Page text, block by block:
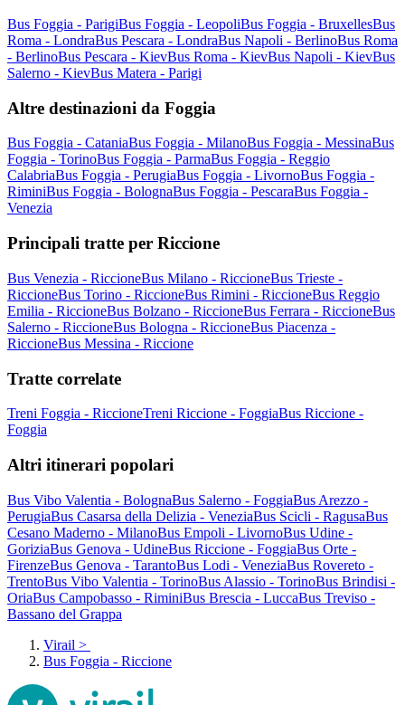
Bus Foggia - ParigiBus Foggia - LeopoliBus Foggia - BruxellesBus
Roma - LondraBus Pescara - LondraBus Napoli - BerlinoBus Roma
- BerlinoBus Pescara - KievBus Roma - KievBus Napoli - KievBus
Salerno - KievBus Matera - Parigi
Altre destinazioni da Foggia
Bus Foggia - CataniaBus Foggia - MilanoBus Foggia - MessinaBus
Foggia - TorinoBus Foggia - ParmaBus Foggia - Reggio
CalabriaBus Foggia - PerugiaBus Foggia - LivornoBus Foggia -
RiminiBus Foggia - BolognaBus Foggia - PescaraBus Foggia -
Venezia
Principali tratte per Riccione
Bus Venezia - RiccioneBus Milano - RiccioneBus Trieste -
RiccioneBus Torino - RiccioneBus Rimini - RiccioneBus Reggio
Emilia - RiccioneBus Bolzano - RiccioneBus Ferrara - RiccioneBus
Salerno - RiccioneBus Bologna - RiccioneBus Piacenza -
RiccioneBus Messina - Riccione
Tratte correlate
Treni Foggia - RiccioneTreni Riccione - FoggiaBus Riccione -
Foggia
Altri itinerari popolari
Bus Vibo Valentia - BolognaBus Salerno - FoggiaBus Arezzo -
PerugiaBus Casarsa della Delizia - VeneziaBus Scicli - RagusaBus
Cesano Maderno - MilanoBus Empoli - LivornoBus Udine -
GoriziaBus Genova - UdineBus Riccione - FoggiaBus Orte -
FirenzeBus Genova - TarantoBus Lodi - VeneziaBus Rovereto -
TrentoBus Vibo Valentia - TorinoBus Alassio - TorinoBus Brindisi -
OriaBus Campobasso - RiminiBus Brescia - LuccaBus Treviso -
Bassano del Grappa
Virail >
Bus Foggia - Riccione